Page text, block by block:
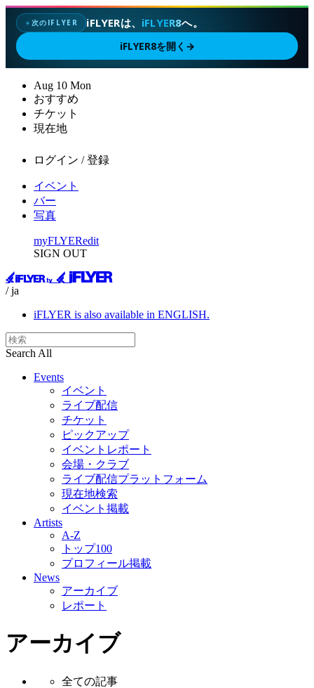
✦次のIFLYER iFLYERは、 iFLYER8へ。
iFLYER8を開く →
Aug 10 Mon
おすすめ
チケット
現在地
ログイン / 登録
イベント
バー
写真
myFLYERedit
SIGN OUT
/ ja
iFLYER is also available in ENGLISH.
Search All
Events
イベント
ライブ配信
チケット
ピックアップ
イベントレポート
会場・クラブ
ライブ配信プラットフォーム
現在地検索
イベント掲載
Artists
A-Z
トップ100
プロフィール掲載
News
アーカイブ
レポート
アーカイブ
全ての記事